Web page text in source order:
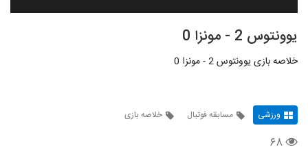
یوونتوس 2 - مونزا 0
خلاصه بازی یوونتوس 2 - مونزا 0
ورزشی مسابقه فوتبال خلاصه بازی
۶۸